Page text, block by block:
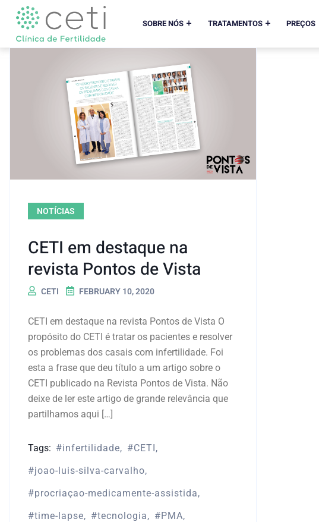
SOBRE NÓS TRATAMENTOS PREÇOS
NOTÍCIAS
CETI em destaque na
revista Pontos de Vista
CETI FEBRUARY 10, 2020
CETI em destaque na revista Pontos de Vista O
propósito do CETI é tratar os pacientes e resolver
os problemas dos casais com infertilidade. Foi
esta a frase que deu título a um artigo sobre o
CETI publicado na Revista Pontos de Vista. Não
deixe de ler este artigo de grande relevância que
partilhamos aqui […]
Tags: infertilidade
CETI
joao-luis-silva-carvalho
procriaçao-medicamente-assistida
time-lapse
tecnologia
PMA